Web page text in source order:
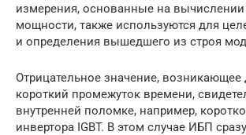
измерения, основанные на
мощности, также используются для
и определения вышедшего из строя
Отрицательное значение, возникающее
короткий промежуток времени,
внутренней поломке, например,
инвертора IGBT. В этом случае ИБП